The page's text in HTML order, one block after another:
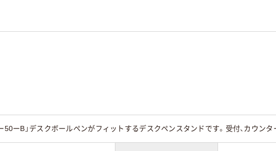
50ーB」デスクボールペンがフィットするデスクペンスタンドです。受付、カウンタ